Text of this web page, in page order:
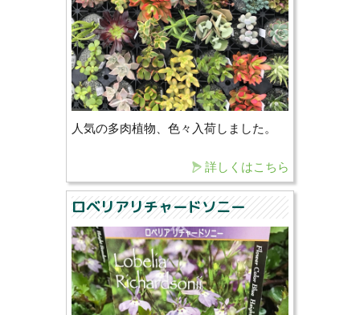
人気の多肉植物、色々入荷しました。
詳しくはこちら
ロベリアリチャードソニー